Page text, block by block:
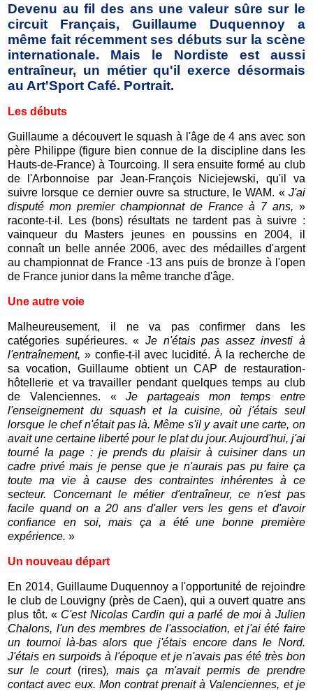
Devenu au fil des ans une valeur sûre sur le
circuit Français, Guillaume Duquennoy a
même fait récemment ses débuts sur la scène
internationale. Mais le Nordiste est aussi
entraîneur, un métier qu'il exerce désormais
au Art'Sport Café. Portrait.
Les débuts
Guillaume a découvert le squash à l'âge de 4 ans avec son
père Philippe (figure bien connue de la discipline dans les
Hauts-de-France) à Tourcoing. Il sera ensuite formé au club
de l'Arbonnoise par Jean-François Niciejewski, qu'il va
suivre lorsque ce dernier ouvre sa structure, le WAM. « J'ai
disputé mon premier championnat de France à 7 ans, »
raconte-t-il. Les (bons) résultats ne tardent pas à suivre :
vainqueur du Masters jeunes en poussins en 2004, il
connaît un belle année 2006, avec des médailles d'argent
au championnat de France -13 ans puis de bronze à l'open
de France junior dans la même tranche d'âge.
Une autre voie
Malheureusement, il ne va pas confirmer dans les
catégories supérieures. « Je n'étais pas assez investi à
l'entraînement, » confie-t-il avec lucidité. À la recherche de
sa vocation, Guillaume obtient un CAP de restauration-
hôtellerie et va travailler pendant quelques temps au club
de Valenciennes. «Je partageais mon temps entre
l'enseignement du squash et la cuisine, où j'étais seul
lorsque le chef n'était pas là. Même s'il y avait une carte, on
avait une certaine liberté pour le plat du jour. Aujourd'hui, j'ai
tourné la page : je prends du plaisir à cuisiner dans un
cadre privé mais je pense que je n'aurais pas pu faire ça
toute ma vie à cause des contraintes inhérentes à ce
secteur. Concernant le métier d'entraîneur, ce n'est pas
facile quand on a 20 ans d'aller vers les gens et d'avoir
confiance en soi, mais ça a été une bonne première
expérience. »
Un nouveau départ
En 2014, Guillaume Duquennoy a l'opportunité de rejoindre
le club de Louvigny (près de Caen), qui a ouvert quatre ans
plus tôt. « C'est Nicolas Cardin qui a parlé de moi à Julien
Chalons, l'un des membres de l'association, et j'ai été faire
un tournoi là-bas alors que j'étais encore dans le Nord.
J'étais en surpoids à l'époque et je n'avais pas été très bon
sur le court(rires), mais ça m'avait permis de prendre
contact avec eux. Mon contrat prenait à Valenciennes, et je